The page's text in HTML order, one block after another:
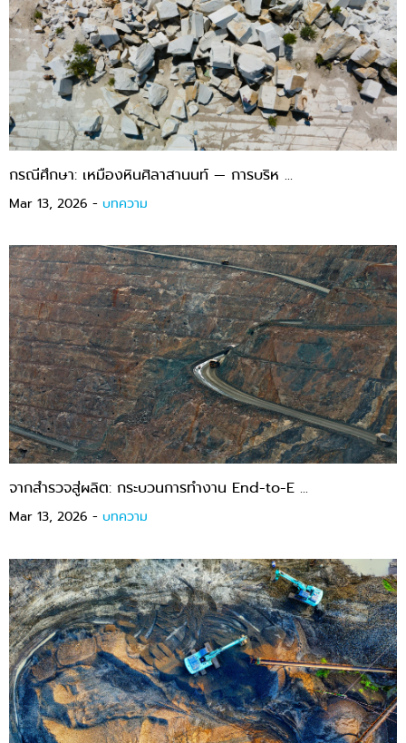
กรณีศึกษา: เหมืองหินศิลาสานนท์ — การบริห ...
Mar 13, 2026 - บทความ
จากสำรวจสู่ผลิต: กระบวนการทำงาน End-to-E ...
Mar 13, 2026 - บทความ